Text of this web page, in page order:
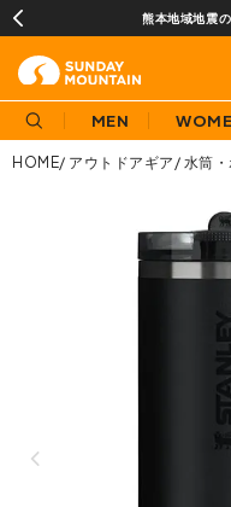
熊本地域地震
MEN
HOME アウトドアギア 水筒